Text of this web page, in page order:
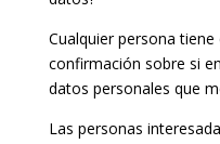
Cualquier persona
confirmación sobre si
datos personales que
Las personas